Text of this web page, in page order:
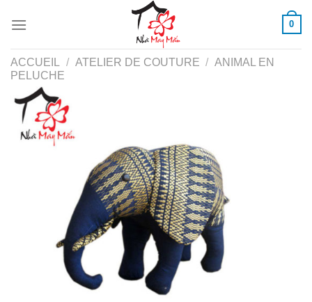
0
ACCUEIL / ATELIER DE COUTURE / ANIMAL EN
PELUCHE